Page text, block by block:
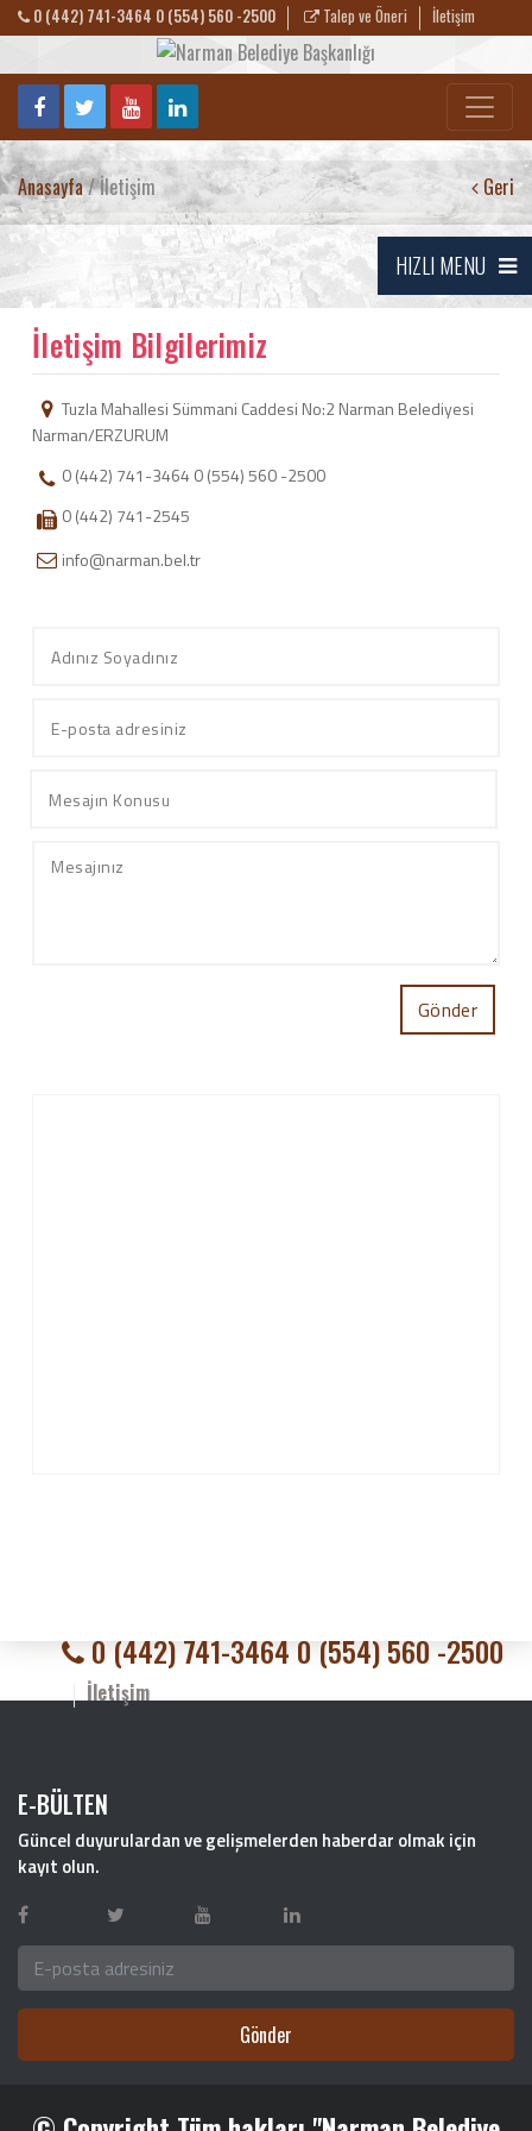
0 (442) 741-3464 0 (554) 560 -2500 Talep ve Öneri İletişim
Anasayfa/ İletişim Geri
HIZLI MENU
İletişim Bilgilerimiz
Tuzla Mahallesi Sümmani Caddesi No:2 Narman Belediyesi
Narman/ERZURUM
0 (442) 741-3464 0 (554) 560 -2500
0 (442) 741-2545
info@narman.bel.tr
0 (442) 741-3464 0 (554) 560 -2500
İletişim
E-BÜLTEN
Güncel duyurulardan ve gelişmelerden haberdar olmak için
kayıt olun.
Gönder